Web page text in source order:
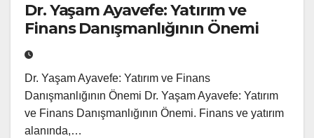
Dr. Yaşam Ayavefe: Yatırım ve
Finans Danışmanlığının Önemi
Dr. Yaşam Ayavefe: Yatırım ve Finans
Danışmanlığının Önemi Dr. Yaşam Ayavefe: Yatırım
ve Finans Danışmanlığının Önemi. Finans ve yatırım
alanında,…